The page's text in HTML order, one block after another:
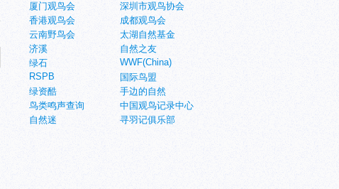
厦门观鸟会
深圳市观鸟协会
香港观鸟会
成都观鸟会
云南野鸟会
太湖自然基金
济溪
自然之友
绿石
WWF(China)
RSPB
国际鸟盟
绿资酷
手边的自然
鸟类鸣声查询
中国观鸟记录中心
自然迷
寻羽记俱乐部